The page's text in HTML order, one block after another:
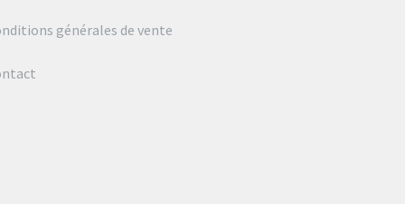
générales de vente